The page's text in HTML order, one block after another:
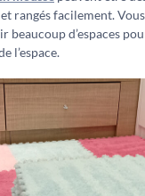
rangés facilement. Vous
beaucoup d’espaces
l’espace.